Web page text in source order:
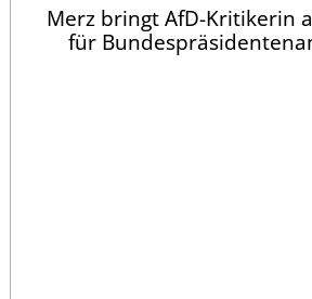
Merz bringt AfD-Kritikerin
für